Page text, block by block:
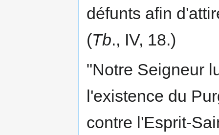
défunts afin
(Tb., IV, 18.)
"Notre Seigneur
l'existence du
contre l'Esprit-